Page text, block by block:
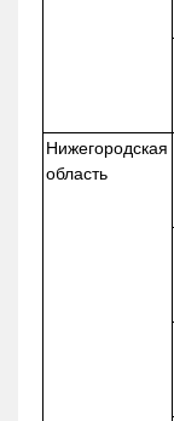
Нижегородская
область